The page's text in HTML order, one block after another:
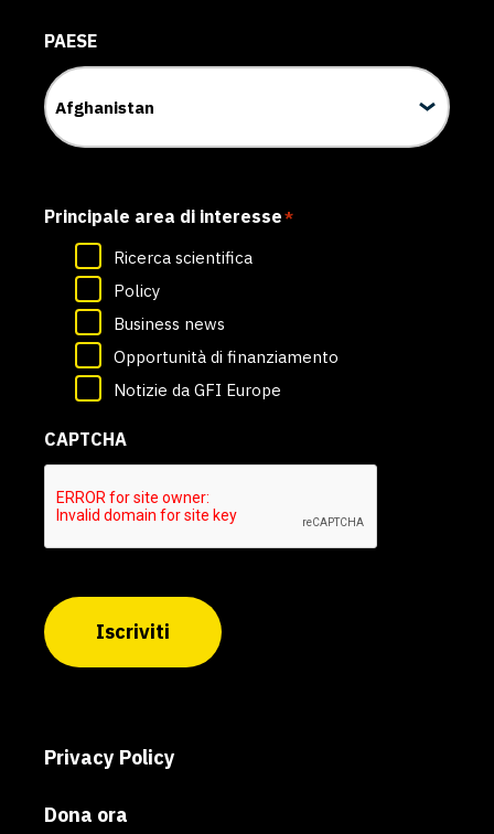
PAESE
Principale area di interesse*
Ricerca scientifica
Policy
Business news
Opportunità di finanziamento
Notizie da GFI Europe
CAPTCHA
Iscriviti
Privacy Policy
Dona ora